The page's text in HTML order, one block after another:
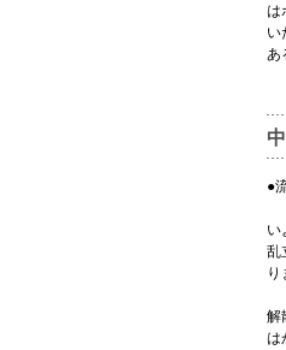
は
い
あ
●
い
乱
り
解
は